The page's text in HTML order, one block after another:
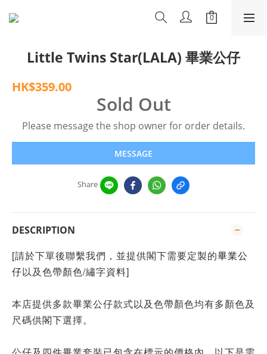
Little Twins Star(LALA) 畢業公仔
HK$359.00
Sold Out
Please message the shop owner for order details.
MESSAGE
Share
DESCRIPTION
[請於下單後聯繫我們，並提供閣下需要定製的畢業公
仔以及色帶顏色/繡字資料]
本店提供多款畢業公仔款式以及色帶顏色均有多顏色及
尺碼供閣下選擇。